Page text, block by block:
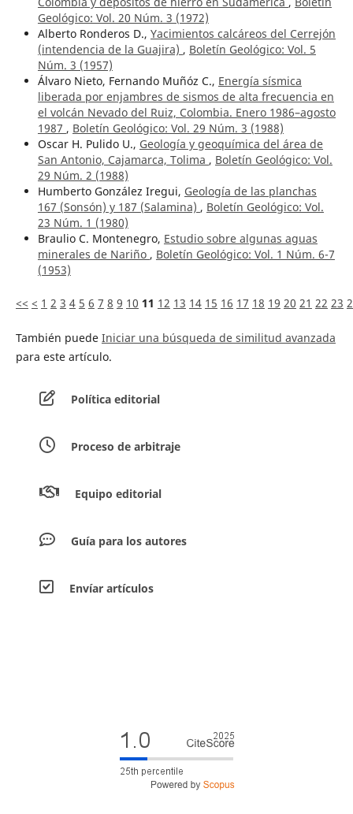
Geológico: Vol. 20 Núm. 3 (1972)
Alberto Ronderos D., Yacimientos calcáreos del Cerrejón
(intendencia de la Guajira) , Boletín Geológico: Vol. 5
Núm. 3 (1957)
Álvaro Nieto, Fernando Muñóz C., Energía sísmica
liberada por enjambres de sismos de alta frecuencia en
el volcán Nevado del Ruiz, Colombia. Enero 1986–agosto
1987 , Boletín Geológico: Vol. 29 Núm. 3 (1988)
Oscar H. Pulido U., Geología y geoquímica del área de
San Antonio, Cajamarca, Tolima , Boletín Geológico: Vol.
29 Núm. 2 (1988)
Humberto González Iregui, Geología de las planchas
167 (Sonsón) y 187 (Salamina) , Boletín Geológico: Vol.
23 Núm. 1 (1980)
Braulio C. Montenegro, Estudio sobre algunas aguas
minerales de Nariño , Boletín Geológico: Vol. 1 Núm. 6-7
(1953)
<< < 1 2 3 4 5 6 7 8 9 10 11 12 13 14 15 16 17 18 19 20 21 22 23
También puede Iniciar una búsqueda de similitud avanzada
para este artículo.
Política editorial
Proceso de arbitraje
Equipo editorial
Guía para los autores
Envíar artículos